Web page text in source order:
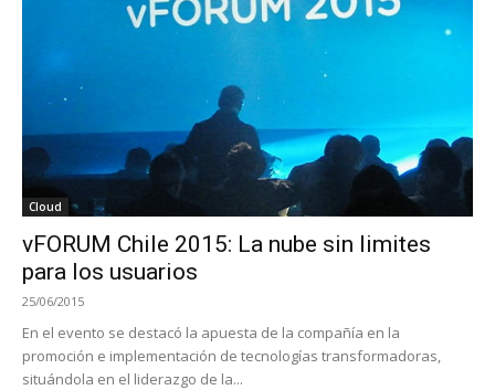
Cloud
vFORUM Chile 2015: La nube sin limites
para los usuarios
25/06/2015
En el evento se destacó la apuesta de la compañía en la
promoción e implementación de tecnologías transformadoras,
situándola en el liderazgo de la...